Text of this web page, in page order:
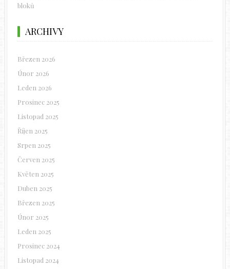
bloků
ARCHIVY
Březen 2026
Únor 2026
Leden 2026
Prosinec 2025
Listopad 2025
Říjen 2025
Srpen 2025
Červen 2025
Květen 2025
Duben 2025
Březen 2025
Únor 2025
Leden 2025
Prosinec 2024
Listopad 2024